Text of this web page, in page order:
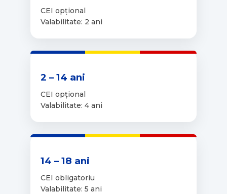
CEI opțional
Valabilitate: 2 ani
2 – 14 ani
CEI opțional
Valabilitate: 4 ani
14 – 18 ani
CEI obligatoriu
Valabilitate: 5 ani